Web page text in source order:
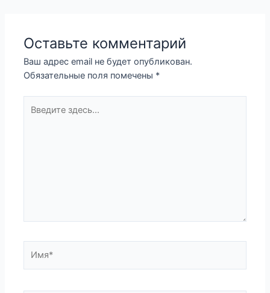
Оставьте комментарий
Ваш адрес email не будет опубликован.
Обязательные поля помечены *
здесь...